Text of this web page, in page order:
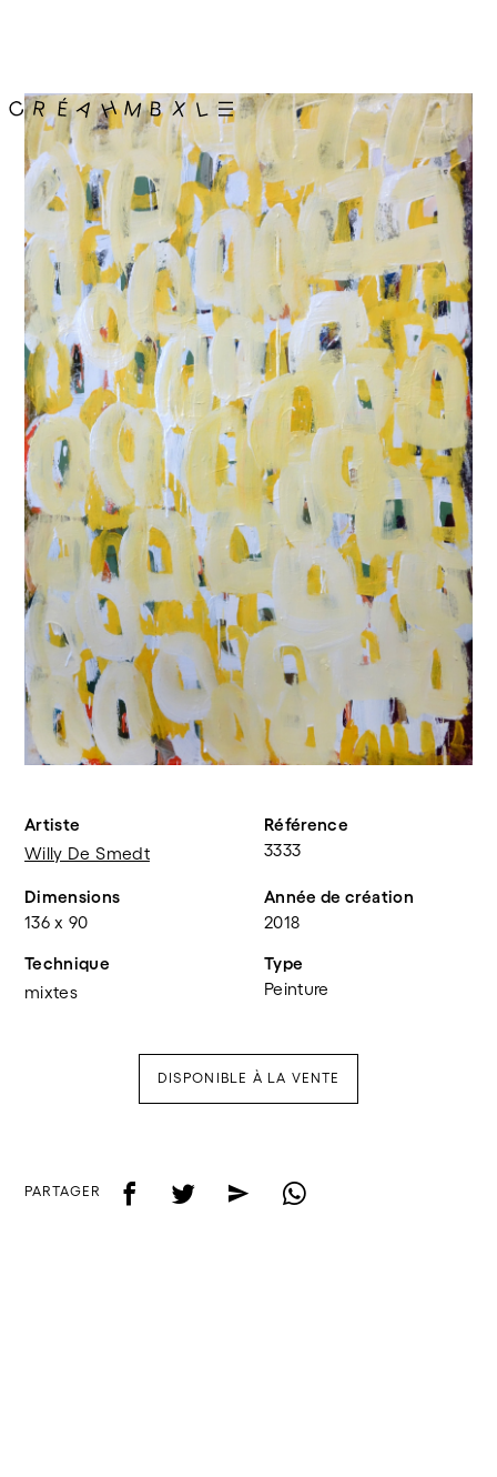
Artiste
Willy De Smedt
Référence
3333
Dimensions
136 x 90
Année de création
2018
Technique
mixtes
Type
Peinture
DISPONIBLE À LA VENTE
PARTAGER f t e w